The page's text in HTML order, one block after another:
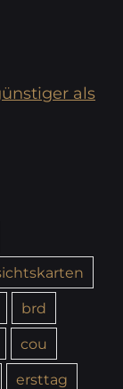
als
brd
cou
ersttag